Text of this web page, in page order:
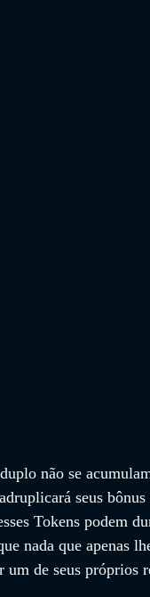
não se
seus
Tokens podem
nada que apenas
um de seus próprios